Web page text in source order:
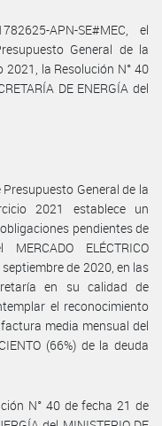
APN-SE#MEC, el
General de la
la Resolución N° 40
DE ENERGÍA del
General de la
2021 establece un
pendientes de
ELÉCTRICO
de 2020, en las
en su calidad de
el reconocimiento
media mensual del
(66%) de la deuda
N° 40 de fecha 21 de